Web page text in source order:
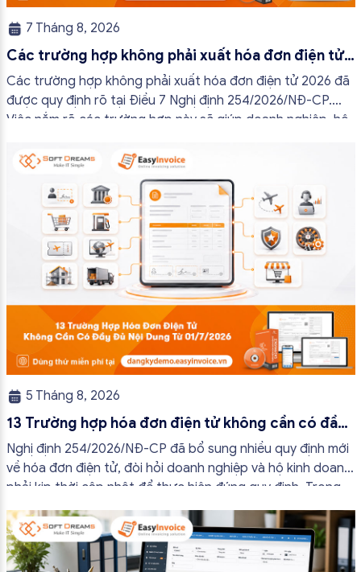
7 Tháng 8, 2026
Các trường hợp không phải xuất hóa đơn điện tử
2026
Các trường hợp không phải xuất hóa đơn điện tử 2026 đã
được quy định rõ tại Điều 7 Nghị định 254/2026/NĐ-CP.
Việc nắm rõ các trường hợp này sẽ giúp doanh nghiệp, hộ
tránh lập hóa đơn không cần thiết hoặc áp […]
5 Tháng 8, 2026
13 Trường hợp hóa đơn điện tử không cần có đầy
đủ nội dung từ 01/7/2026
Nghị định 254/2026/NĐ-CP đã bổ sung nhiều quy định mới
về hóa đơn điện tử, đòi hỏi doanh nghiệp và hộ kinh doanh
phải kịp thời cập nhật để thực hiện đúng quy định. Trong
bài viết này, hóa đơn điện tử EasyInvoice sẽ chia sẻ 13
trường hợp hóa đơn điện tử không cần […]